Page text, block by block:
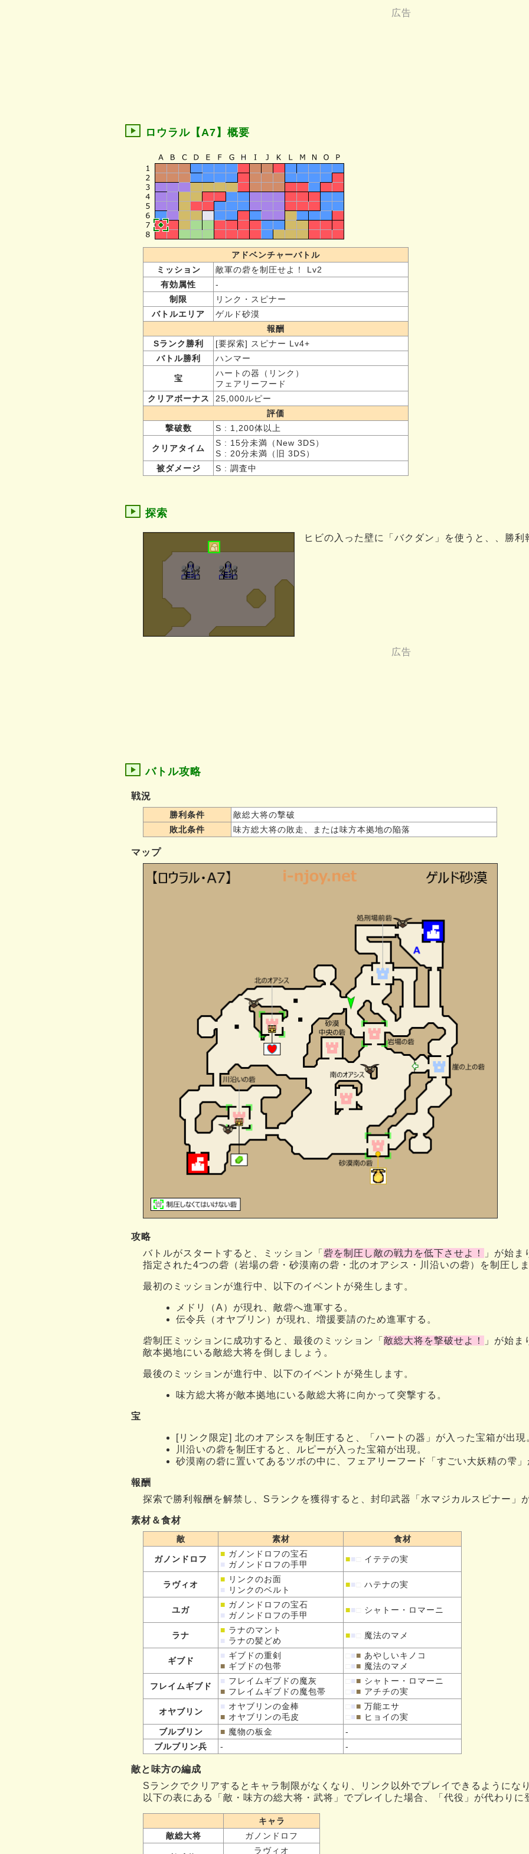
ロウラル【A7】概要
アドベンチャーバトル
ミッション
敵軍の砦を制圧せよ！ Lv2
有効属性
-
制限
リンク・スピナー
バトルエリア
ゲルド砂漠
報酬
Sランク勝利
[要探索] スピナー Lv4+
バトル勝利
ハンマー
宝
ハートの器（リンク）
フェアリーフード
クリアボーナス
25,000ルピー
評価
撃破数
S : 1,200体以上
クリアタイム
S : 15分未満（New 3DS）
S : 20分未満（旧 3DS）
被ダメージ
S : 調査中
探索
ヒビの入った壁に「バクダン」を使うと、、勝利
バトル攻略
戦況
勝利条件
敵総大将の撃破
敗北条件
味方総大将の敗走、または味方本拠地の陥落
マップ
攻略
バトルがスタートすると、ミッション「 砦を制圧し敵の戦力を低下させよ！
」が始ま
指定された4つの砦（岩場の砦・砂漠南の砦・北のオアシス・川沿いの砦）を制圧しま
最初のミッションが進行中、以下のイベントが発生します。
メドリ（A）が現れ、敵砦へ進軍する。
伝令兵（オヤブリン）が現れ、増援要請のため進軍する。
砦制圧ミッションに成功すると、最後のミッション「 敵総大将を撃破せよ！
」が始ま
敵本拠地にいる敵総大将を倒しましょう。
最後のミッションが進行中、以下のイベントが発生します。
味方総大将が敵本拠地にいる敵総大将に向かって突撃する。
宝
[リンク限定] 北のオアシスを制圧すると、「ハートの器」が入った宝箱が出現
川沿いの砦を制圧すると、ルピーが入った宝箱が出現。
砂漠南の砦に置いてあるツボの中に、フェアリーフード「すごい大妖精の雫」
報酬
探索で勝利報酬を解禁し、Sランクを獲得すると、封印武器「水マジカルスピナー」
素材＆食材
敵 素材 食材
ガノンドロフ
■ ガノンドロフの宝石
■ ガノンドロフの手甲
■■ イテテの実
ラヴィオ
■ リンクのお面
■
リンクのベルト
■■ ハテナの実
ユガ
■ ガノンドロフの宝石
■ ガノンドロフの手甲
■■ シャトー・ロマーニ
ラナ
■ ラナのマント
■ ラナの髪どめ
■■ 魔法のマメ
ギブド
■ ギブドの重剣
■ ギブドの包帯
■■ あやしいキノコ
■■ 魔法のマメ
フレイムギブド
■ フレイムギブドの魔灰
■ フレイムギブドの魔包帯
■■ シャトー・ロマーニ
■■ アチチの実
オヤブリン
■ オヤブリンの金棒
■ オヤブリンの毛皮
■■ 万能エサ
■■ ヒョイの実
ブルブリン
■ 魔物の板金
-
ブルブリン兵
- -
敵と味方の編成
Sランクでクリアするとキャラ制限がなくなり、リンク以外でプレイできるようになり
以下の表にある「敵・味方の総大将・武将」でプレイした場合、「代役」が代わりに
キャラ
敵総大将
ガノンドロフ
ラヴィオ